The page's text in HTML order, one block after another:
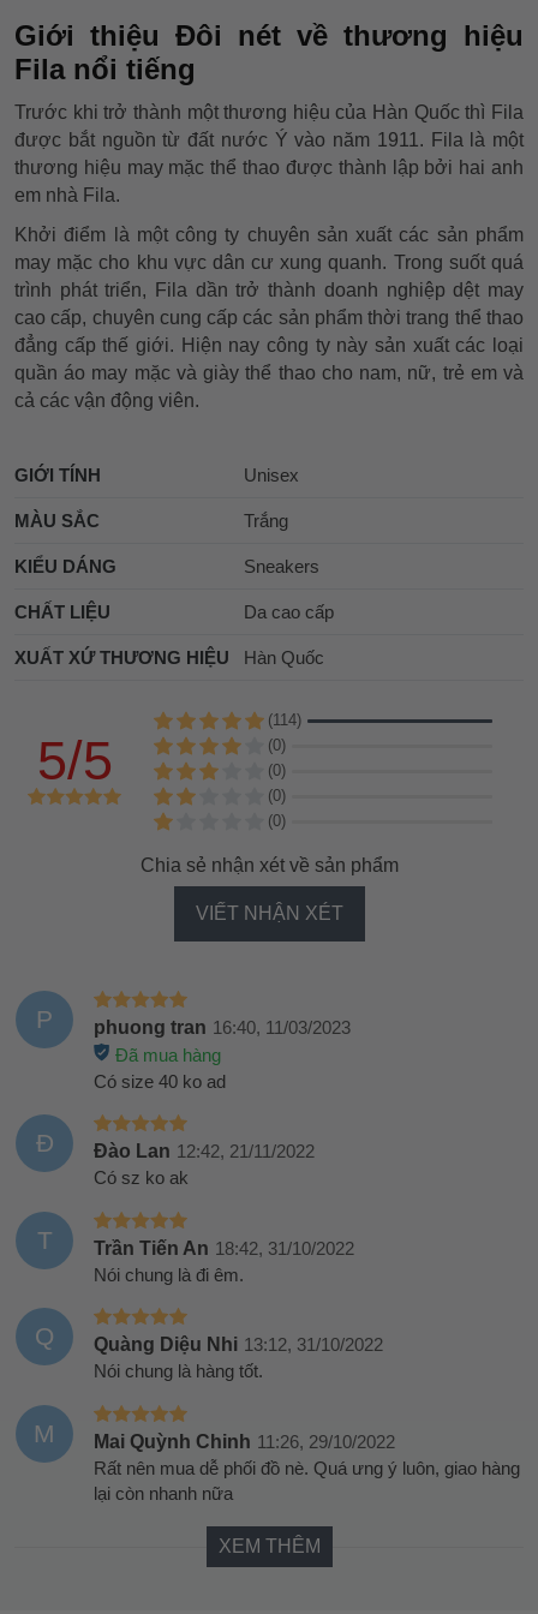
Giới thiệu Đôi nét về thương hiệu
Fila nổi tiếng
Trước khi trở thành một thương hiệu của Hàn Quốc thì Fila
được bắt nguồn từ đất nước Ý vào năm 1911. Fila là một
thương hiệu may mặc thể thao được thành lập bởi hai anh
em nhà Fila.
Khởi điểm là một công ty chuyên sản xuất các sản phẩm
may mặc cho khu vực dân cư xung quanh. Trong suốt quá
trình phát triển, Fila dần trở thành doanh nghiệp dệt may
cao cấp, chuyên cung cấp các sản phẩm thời trang thể thao
đẳng cấp thế giới. Hiện nay công ty này sản xuất các loại
quần áo may mặc và giày thể thao cho nam, nữ, trẻ em và
cả các vận động viên.
GIỚI TÍNH Unisex
MÀU SẮC Trắng
KIỂU DÁNG Sneakers
CHẤT LIỆU Da cao cấp
XUẤT XỨ THƯƠNG HIỆU Hàn Quốc
5/5
(114)
(0)
(0)
(0)
(0)
Chia sẻ nhận xét về sản phẩm
VIẾT NHẬN XÉT
P phuong tran 16:40, 11/03/2023
Đã mua hàng
Có size 40 ko ad
Đ Đào Lan 12:42, 21/11/2022
Có sz ko ak
T Trần Tiến An 18:42, 31/10/2022
Nói chung là đi êm.
Q Quàng Diệu Nhi 13:12, 31/10/2022
Nói chung là hàng tốt.
M Mai Quỳnh Chinh 11:26, 29/10/2022
Rất nên mua dễ phối đồ nè. Quá ưng ý luôn, giao hàng
lại còn nhanh nữa
XEM THÊM